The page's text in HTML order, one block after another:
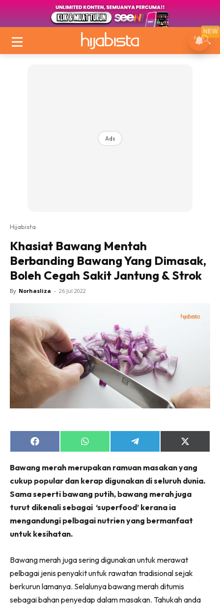
Ads
Hijabista
Khasiat Bawang Mentah
Berbanding Bawang Yang Dimasak,
Boleh Cegah Sakit Jantung & Strok
By Norhasliza - 26 Jul 2022
Share
on
Share
on
Share
on
Share
on
(Twitter)
Bawang merah merupakan ramuan masakan yang
cukup popular dan kerap digunakan di seluruh dunia.
Sama seperti bawang putih, bawang merah juga
turut dikenali sebagai ‘superfood’ kerana ia
mengandungi pelbagai nutrien yang bermanfaat
untuk kesihatan.
Bawang merah juga sering digunakan untuk merawat
pelbagai jenis penyakit untuk rawatan tradisional sejak
berkurun lamanya. Selalunya bawang merah ditumis
sebagai bahan penyedap dalam masakan. Tahukah anda
NEW